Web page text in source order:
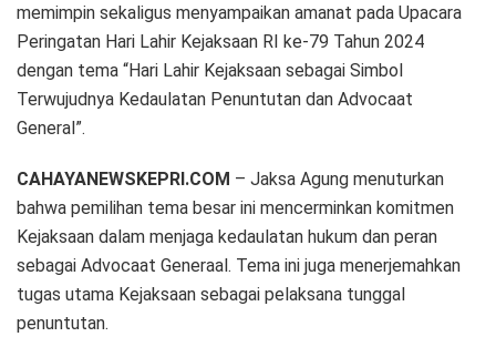
memimpin sekaligus menyampaikan amanat pada Upacara
Peringatan Hari Lahir Kejaksaan RI ke-79 Tahun 2024
dengan tema “Hari Lahir Kejaksaan sebagai Simbol
Terwujudnya Kedaulatan Penuntutan dan Advocaat
General”.
CAHAYANEWSKEPRI.COM – Jaksa Agung menuturkan
bahwa pemilihan tema besar ini mencerminkan komitmen
Kejaksaan dalam menjaga kedaulatan hukum dan peran
sebagai Advocaat Generaal. Tema ini juga menerjemahkan
tugas utama Kejaksaan sebagai pelaksana tunggal
penuntutan.